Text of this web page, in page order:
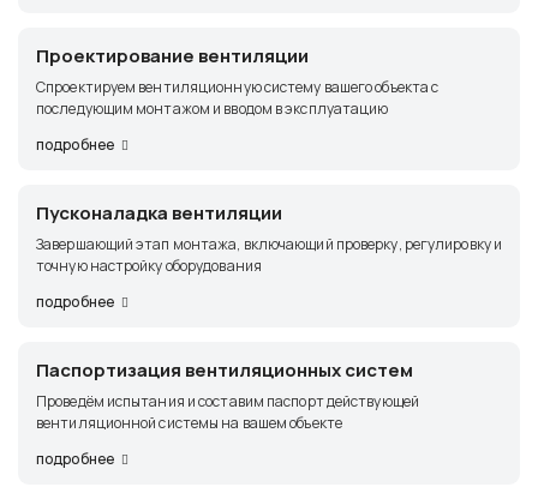
Проектирование вентиляции
Спроектируем вентиляционную систему вашего объекта с
последующим монтажом и вводом в эксплуатацию
подробнее
Пусконаладка вентиляции
Завершающий этап монтажа, включающий проверку, регулировку и
точную настройку оборудования
подробнее
Паспортизация вентиляционных систем
Проведём испытания и составим паспорт действующей
вентиляционной системы на вашем объекте
подробнее